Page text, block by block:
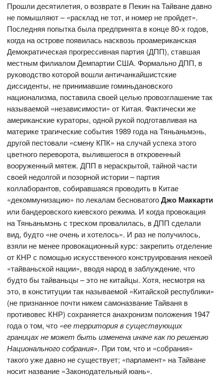
Прошли десятилетия, о возврате в Пекин на Тайване давно
не помышляют – «расклад не тот, и номер не пройдет».
Последняя попытка была предпринята в конце 80-х годов,
когда на острове появилась насквозь проамериканская
Демократическая прогрессивная партия (ДПП), ставшая
местным филиалом Демпартии США. Формально ДПП, в
руководство которой вошли античанкайшистские
диссиденты, не принимавшие гоминьдановского
национализма, поставила своей целью провозглашение так
называемой «независимости» от Китая. Фактически же
американские кураторы, одной рукой подготавливая на
материке трагические события 1989 года на Тяньаньмэнь,
другой пестовали «смену КПК» на случай успеха этого
цветного переворота, вылившегося в откровенный
вооруженный мятеж. ДПП в нераскрытой, тайной части
своей недолгой и позорной истории – партия
коллаборантов, собиравшаяся проводить в Китае
«декоммунизацию» по лекалам бесноватогоДжо Маккарти
или бандеровского киевского режима. И когда провокация
на Тяньаньмэнь с треском провалилась, в ДПП сделали
вид, будто «не очень и хотелось». И раз не получилось,
взяли не менее провокационный курс: закрепить отделение
от КНР с помощью искусственного конструирования некоей
«тайваньской нации», вводя народ в заблуждение, что
будто бы тайваньцы – это не китайцы. Хотя, несмотря на
это, в конституции так называемой «Китайской республики»
(не признанное почти никем самоназвание Тайваня в
противовес КНР) сохраняется анахронизм положения 1947
года о том, что «ее территория в существующих
границах не может быть изменена иначе как по решению
Национального собрания». При том, что и «собрания»
такого уже давно не существует; «парламент» на Тайване
носит название «Законодательный юань».